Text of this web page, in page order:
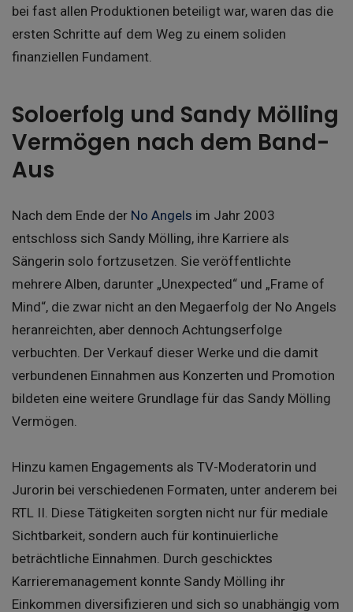
bei fast allen Produktionen beteiligt war, waren das die
ersten Schritte auf dem Weg zu einem soliden
finanziellen Fundament.
Soloerfolg und Sandy Mölling
Vermögen nach dem Band-
Aus
Nach dem Ende der No Angels im Jahr 2003
entschloss sich Sandy Mölling, ihre Karriere als
Sängerin solo fortzusetzen. Sie veröffentlichte
mehrere Alben, darunter „Unexpected“ und „Frame of
Mind“, die zwar nicht an den Megaerfolg der No Angels
heranreichten, aber dennoch Achtungserfolge
verbuchten. Der Verkauf dieser Werke und die damit
verbundenen Einnahmen aus Konzerten und Promotion
bildeten eine weitere Grundlage für das Sandy Mölling
Vermögen.
Hinzu kamen Engagements als TV-Moderatorin und
Jurorin bei verschiedenen Formaten, unter anderem bei
RTL II. Diese Tätigkeiten sorgten nicht nur für mediale
Sichtbarkeit, sondern auch für kontinuierliche
beträchtliche Einnahmen. Durch geschicktes
Karrieremanagement konnte Sandy Mölling ihr
Einkommen diversifizieren und sich so unabhängig vom